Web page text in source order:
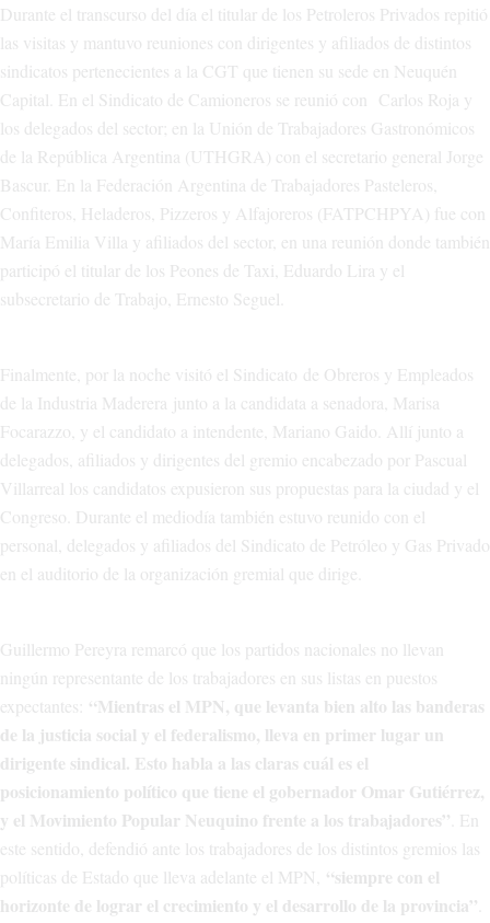
Durante el transcurso del día el titular de los Petroleros Privados repitió
las visitas y mantuvo reuniones con dirigentes y afiliados de distintos
sindicatos pertenecientes a la CGT que tienen su sede en Neuquén
Capital. En el Sindicato de Camioneros se reunió con Carlos Roja y
los delegados del sector; en la Unión de Trabajadores Gastronómicos
de la República Argentina (UTHGRA) con el secretario general Jorge
Bascur. En la Federación Argentina de Trabajadores Pasteleros,
Confiteros, Heladeros, Pizzeros y Alfajoreros (FATPCHPYA) fue con
María Emilia Villa y afiliados del sector, en una reunión donde también
participó el titular de los Peones de Taxi, Eduardo Lira y el
subsecretario de Trabajo, Ernesto Seguel.
Finalmente, por la noche visitó el Sindicato de Obreros y Empleados
de la Industria Maderera junto a la candidata a senadora, Marisa
Focarazzo, y el candidato a intendente, Mariano Gaido. Allí junto a
delegados, afiliados y dirigentes del gremio encabezado por Pascual
Villarreal los candidatos expusieron sus propuestas para la ciudad y el
Congreso. Durante el mediodía también estuvo reunido con el
personal, delegados y afiliados del Sindicato de Petróleo y Gas Privado
en el auditorio de la organización gremial que dirige.
Guillermo Pereyra remarcó que los partidos nacionales no llevan
ningún representante de los trabajadores en sus listas en puestos
expectantes: “Mientras el MPN, que levanta bien alto las banderas
de la justicia social y el federalismo, lleva en primer lugar un
dirigente sindical. Esto habla a las claras cuál es el
posicionamiento político que tiene el gobernador Omar Gutiérrez,
y el Movimiento Popular Neuquino frente a los trabajadores” . En
este sentido, defendió ante los trabajadores de los distintos gremios las
políticas de Estado que lleva adelante el MPN, “siempre con el
horizonte de lograr el crecimiento y el desarrollo de la provincia”